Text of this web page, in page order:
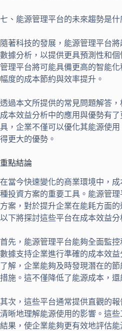
七、能源管理平台的未來趨勢是什
隨著科技的發展，能源管理平台
數據分析，以提供更具預測性和
管理平台將可能具備更高的智能
幅度的成本節約與效率提升。
透過本文所提供的常見問題解答
成本效益分析中的應用與優勢有
具，企業不僅可以優化其能源使
得更大的優勢。
重點結論
在當今快速變化的商業環境中，
種投資方案的重要工具。能源管
方案，對於提升企業在能耗方面
以下將探討這些平台在成本效益分
首先，能源管理平台能夠全面監
數據支持企業進行準確的成本效
了解，企業能夠及時發現潛在的
措施。這不僅降低了能源成本，還
其次，這些平台通常提供直觀的報
清晰地理解能源使用的影響。這
結果，使企業能夠更有效地評估